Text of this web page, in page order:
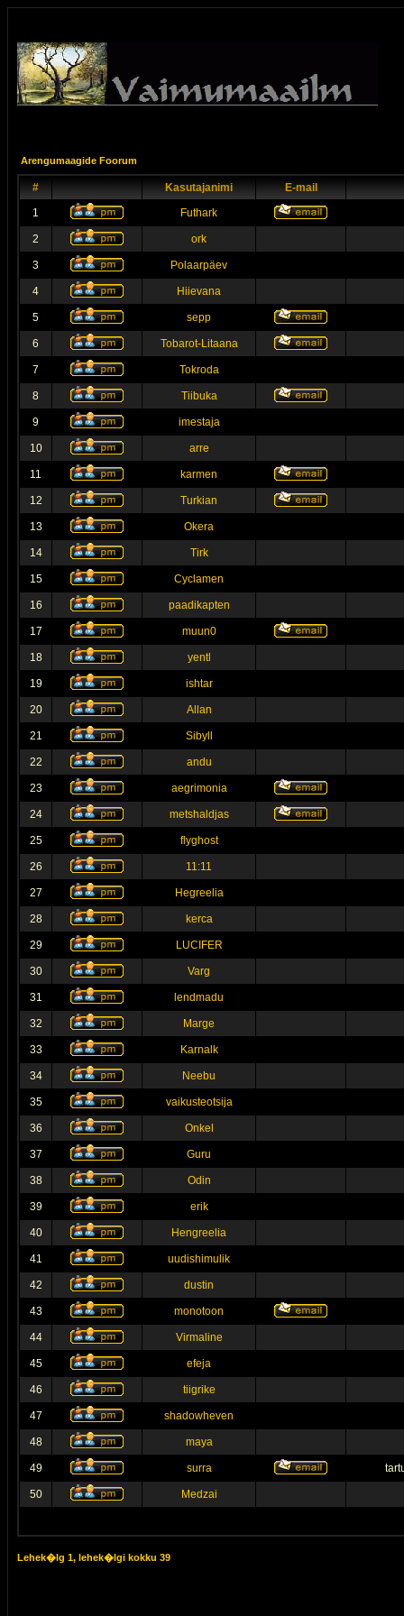
Arengumaagide Foorum
# Kasutajanimi
E-mail
1
Futhark
2 ork
3 Polaarpäev
4 Hiievana
5 sepp
6 Tobarot-Litaana
7 Tokroda
8 Tiibuka
9 imestaja
10 arre
11 karmen
12 Turkian
13 Okera
14 Tirk
15 Cyclamen
16 paadikapten
17 muun0
18 yentl
19 ishtar
20 Allan
21 Sibyll
22 andu
23 aegrimonia
24 metshaldjas
25 flyghost
26 11:11
27 Hegreelia
28 kerca
29 LUCIFER
30 Varg
31 lendmadu
32 Marge
33 Karnalk
34 Neebu
35 vaikusteotsija
36 Onkel
37 Guru
38 Odin
39 erik
40 Hengreelia
41 uudishimulik
42 dustin
43 monotoon
44 Virmaline
45 efeja
46 tiigrike
47 shadowheven
48 maya
49 surra
50 Medzai
Lehek�lg 1, lehek�lgi kokku 39